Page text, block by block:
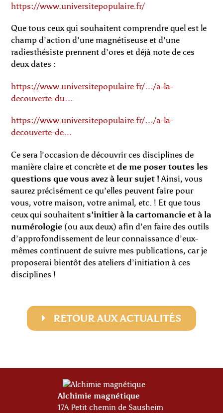
https://www.universitepopulaire.fr/
Que tous ceux qui souhaitent comprendre quel est le
champ d’action d’une magnétiseuse et d’une
radiesthésiste prennent d’ores et déjà note de ces
deux dates :
https://www.universitepopulaire.fr/…/a-la-
decouverte-du…
https://www.universitepopulaire.fr/…/a-la-
decouverte-de…
Ce sera l’occasion de découvrir ces disciplines de
manière claire et concrète etde me poser toutes les
questions que vous avez à leur sujet !Ainsi, vous
saurez précisément ce qu’elles peuvent faire pour
vous, votre maison, votre animal, etc. ! Et que tous
ceux qui souhaitent s’initier à la cartomancie et à la
numérologie (ou aux deux) afin d’en faire des outils
d’approfondissement de leur connaissance d’eux-
mêmes continuent de suivre mes publications, car je
proposerai bientôt des ateliers d’initiation à ces
disciplines !
RETOUR AUX ACTUALITÉS
Alchimie magnétique
17A Petit chemin de Sausheim